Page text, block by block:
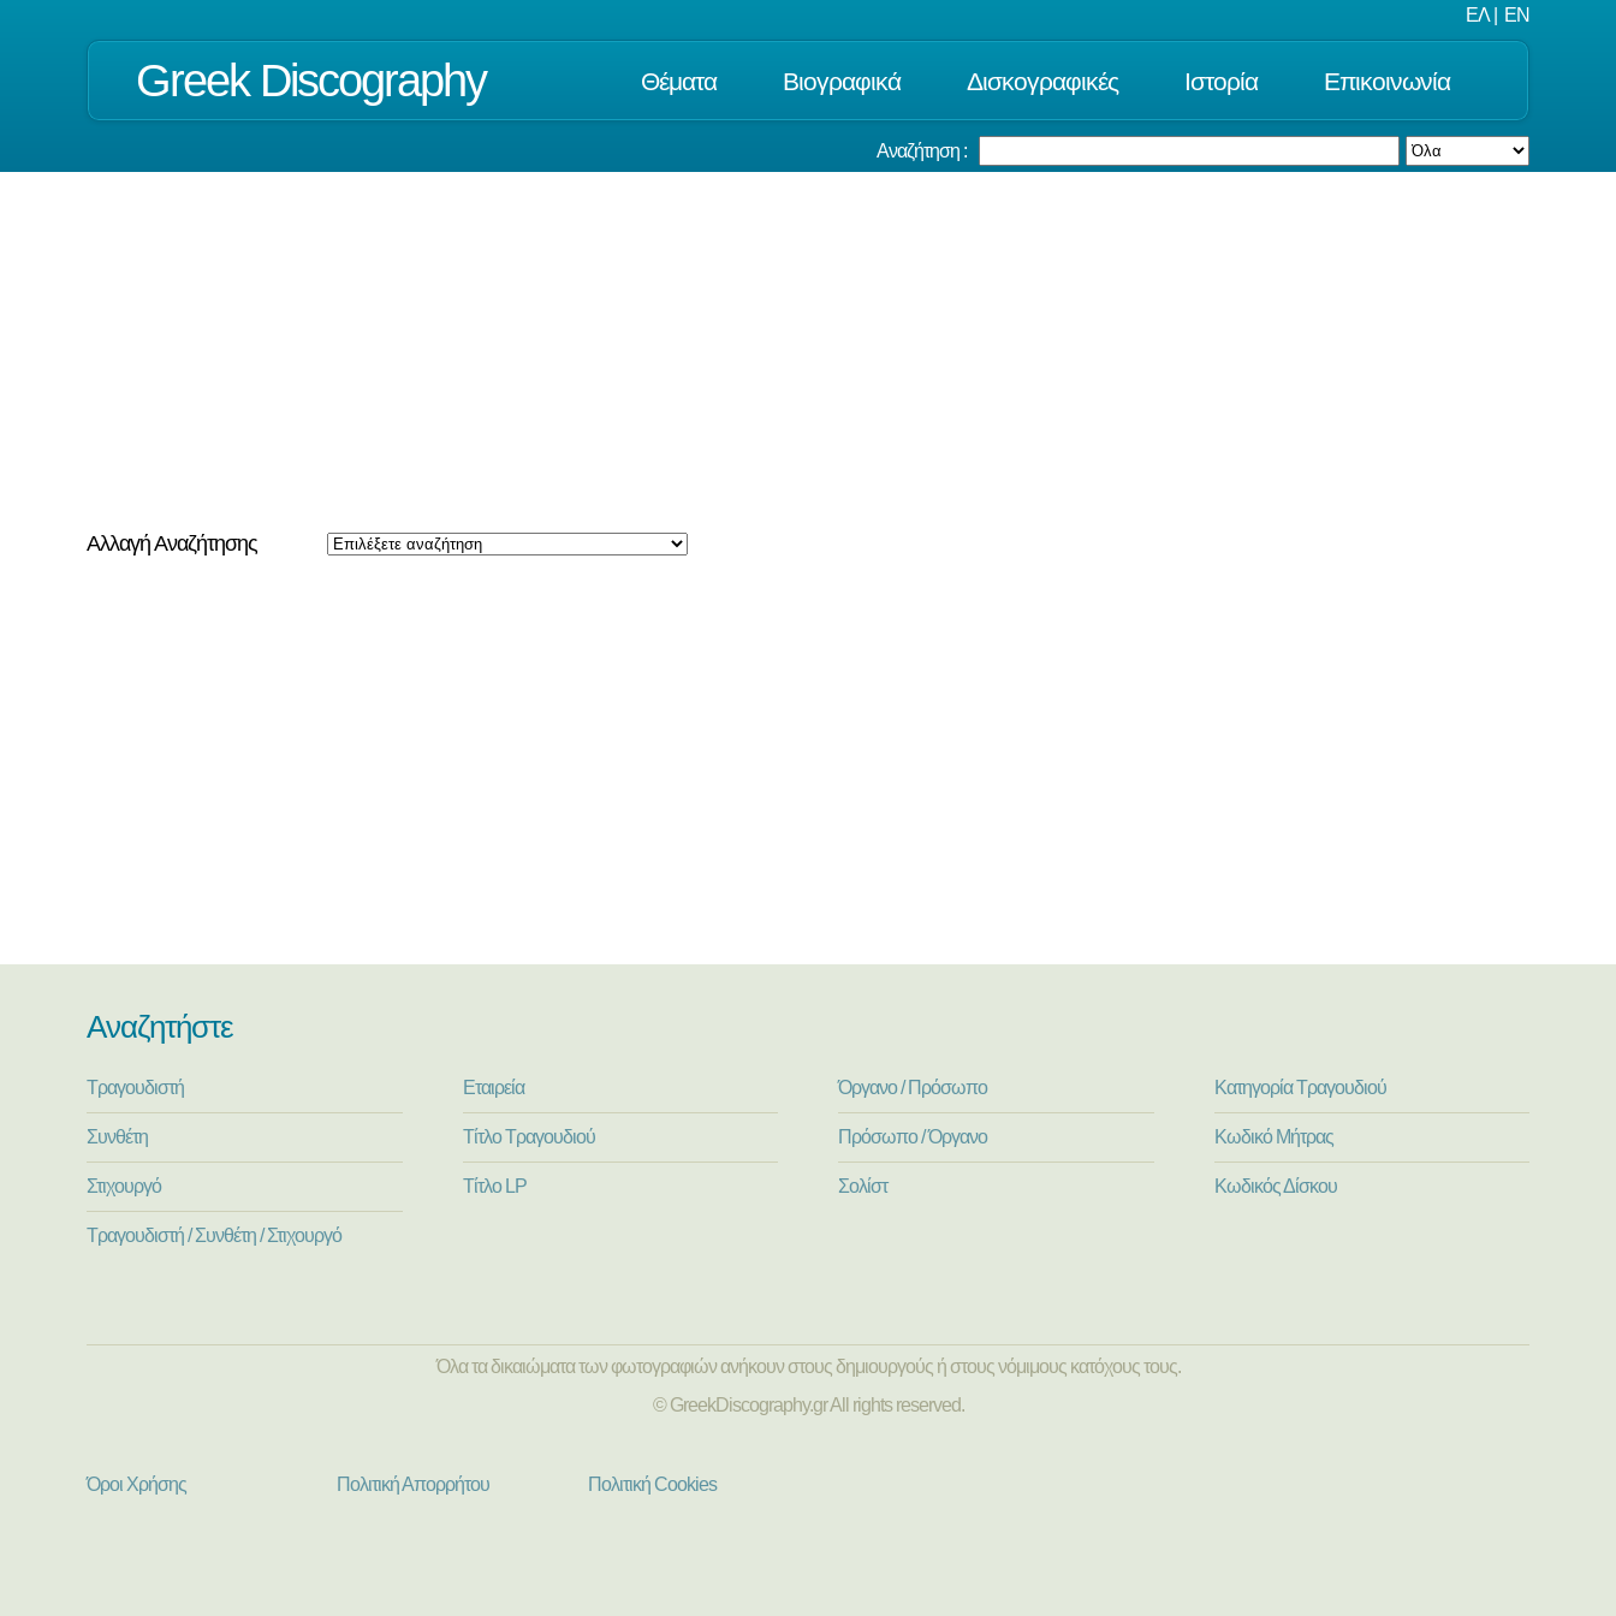
ΕΛ EN
Greek Discography Θέματα Βιογραφικά Δισκογραφικές Ιστορία Επικοινωνία
Αναζήτηση :
Αλλαγή Αναζήτησης
Αναζητήστε
Τραγουδιστή
Συνθέτη
Στιχουργό
Τραγουδιστή / Συνθέτη / Στιχουργό
Εταιρεία
Τίτλο Τραγουδιού
Τίτλο LP
Όργανο / Πρόσωπο
Πρόσωπο / Όργανο
Σολίστ
Κατηγορία Τραγουδιού
Κωδικό Μήτρας
Κωδικός Δίσκου
Όλα τα δικαιώματα των φωτογραφιών ανήκουν στους δημιουργούς ή στους νόμιμους κατόχους τους.
© GreekDiscography.gr All rights reserved.
Όροι Χρήσης Πολιτική Απορρήτου Πολιτική Cookies